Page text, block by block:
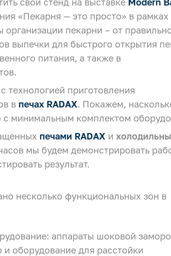
«Пекарня — это просто» в рамках
пекарни – от
выпечки для быстрого открытия
питания, а также в
технологией приготовления
в печах RADAX. Покажем,
с минимальным комплектом
печами RADAX и
мы будем демонстрировать
результат.
несколько функциональных зон в
аппараты шоковой
оборудование для расстойки